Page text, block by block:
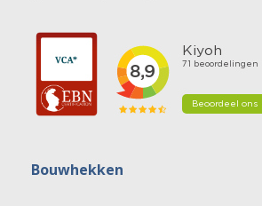
Bouwhekken